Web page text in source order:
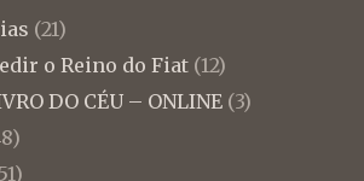
(21)
o Reino do Fiat (12)
DO CÉU – ONLINE (3)